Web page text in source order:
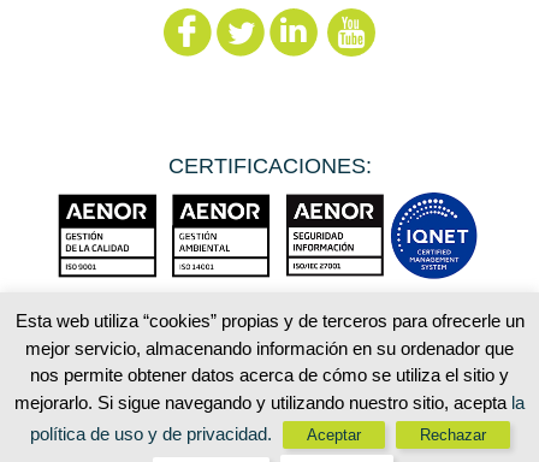
CERTIFICACIONES:
Aviso Legal
Política de privacidad
Política de cookies
Mapa web
Esta web utiliza “cookies” propias y de terceros para ofrecerle un
mejor servicio, almacenando información en su ordenador que
nos permite obtener datos acerca de cómo se utiliza el sitio y
mejorarlo. Si sigue navegando y utilizando nuestro sitio, acepta la
política de uso y de privacidad.
Aceptar
Rechazar